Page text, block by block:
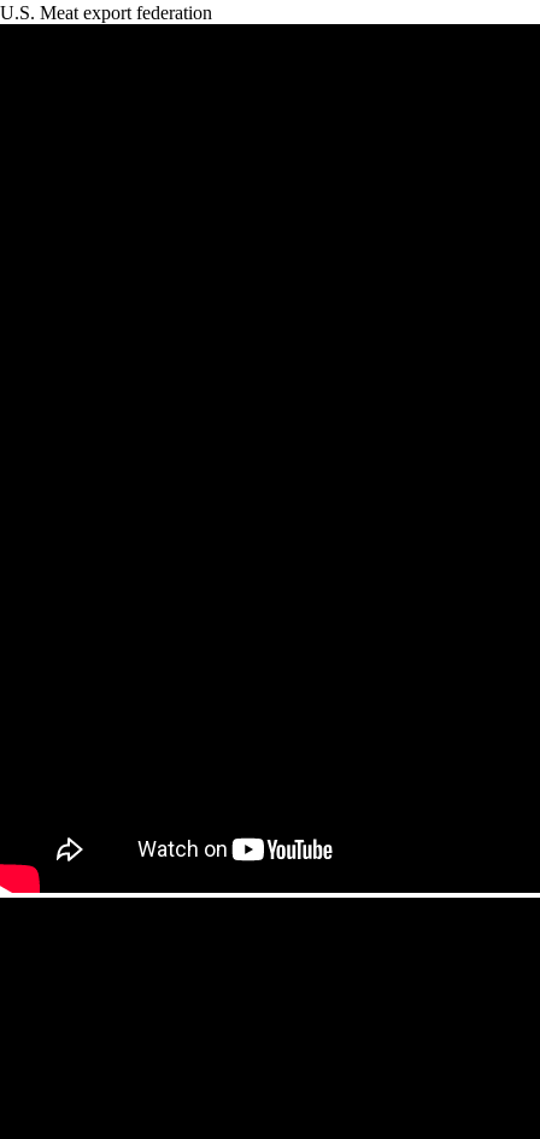
U.S. Meat export federation